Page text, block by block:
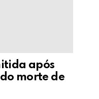
após
morte de